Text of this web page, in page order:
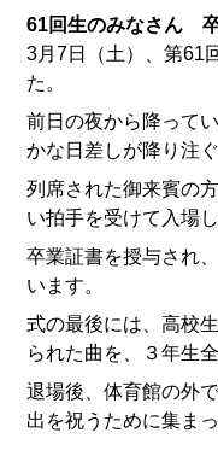
61回生のみなさん 卒
3月7日（土）、第61
た。
前日の夜から降って
かな日差しが降り注
列席された御来賓の
い拍手を受けて入場
卒業証書を授与され
います。
式の最後には、高校
られた曲を、３年生
退場後、体育館の外
出を祝うために集ま